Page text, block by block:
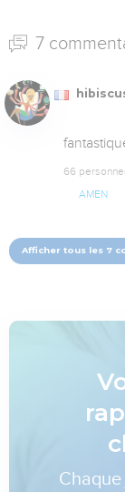
7
66
AMEN
Afficher tous les 7